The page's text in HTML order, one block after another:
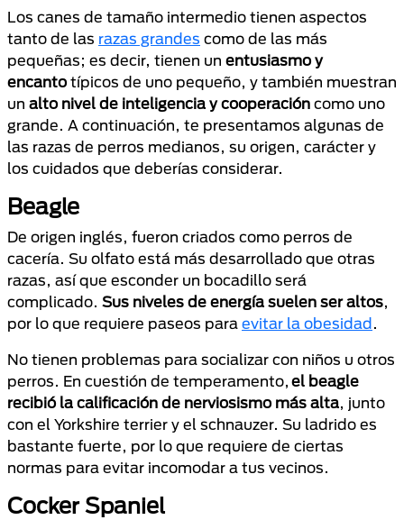
Los canes de tamaño intermedio tienen aspectos
tanto de las razas grandes como de las más
pequeñas; es decir, tienen un entusiasmo y
encantotípicos de uno pequeño, y también muestran
un alto nivel de inteligencia y cooperación como uno
grande. A continuación, te presentamos algunas de
las razas de perros medianos, su origen, carácter y
los cuidados que deberías considerar.
Beagle
De origen inglés, fueron criados como perros de
cacería. Su olfato está más desarrollado que otras
razas, así que esconder un bocadillo será
complicado. Sus niveles de energía suelen ser altos,
por lo que requiere paseos para evitar la obesidad.
No tienen problemas para socializar con niños u otros
perros. En cuestión de temperamento, el beagle
recibió la calificación de nerviosismo más alta, junto
con el Yorkshire terrier y el schnauzer. Su ladrido es
bastante fuerte, por lo que requiere de ciertas
normas para evitar incomodar a tus vecinos.
Cocker Spaniel